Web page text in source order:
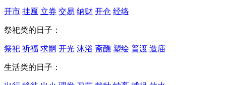
开市 挂匾 立券 交易 纳财 开仓 经络
祭祀类的日子：
祭祀 祈福 求嗣 开光 沐浴 斋醮 塑绘 普渡 造庙
生活类的日子：